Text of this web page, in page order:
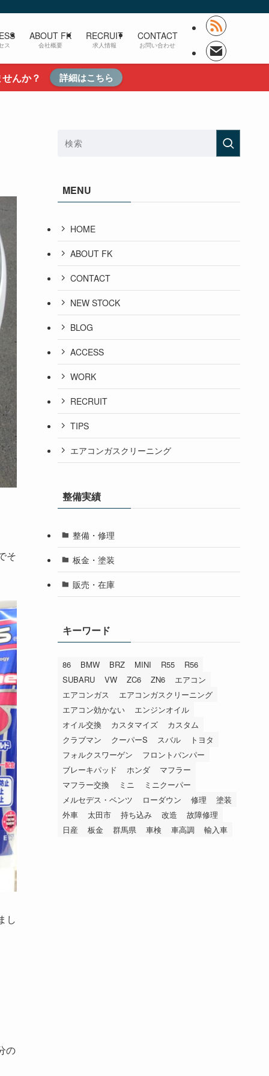
ス
ABOUT FK
会社概要
RECRUIT
求人情報
CONTACT
お問い合わせ
んか？ 詳細はこちら
そ
し
の
MENU
HOME
ABOUT FK
CONTACT
NEW STOCK
BLOG
ACCESS
WORK
RECRUIT
TIPS
エアコンガスクリーニング
整備実績
整備・修理
板金・塗装
販売・在庫
キーワード
86 BMW BRZ MINI R55
R56
SUBARU
VW ZC6 ZN6
エアコン
エアコンガス
エアコンガスクリーニング
エアコン効かない
エンジンオイル
オイル交換
カスタマイズ
カスタム
クラブマン
クーパーS スバル
トヨタ
フォルクスワーゲン
フロントバンパー
ブレーキパッド
ホンダ
マフラー
マフラー交換
ミニ
ミニクーパー
メルセデス・ベンツ
ローダウン 修理
塗装
外車
太田市 持ち込み 改造
故障修理
日産
板金 群馬県 車検 車高調 輸入車